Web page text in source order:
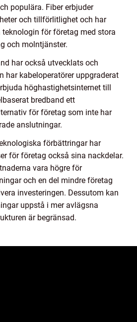
populära. Fiber erbjuder
och tillförlitlighet och har
för företag med stora
och molntjänster.
har också utvecklats och
har kabeloperatörer uppgraderat
höghastighetsinternet till
bredband ett
för företag som inte har
anslutningar.
förbättringar har
för företag också sina nackdelar.
vara högre för
och en del mindre företag
investeringen. Dessutom kan
uppstå i mer avlägsna
är begränsad.